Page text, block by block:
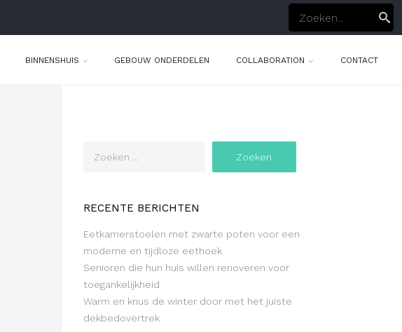
BINNENSHUIS GEBOUW ONDERDELEN COLLABORATION CONTACT
RECENTE BERICHTEN
Eetkamerstoelen met zwarte poten voor een
moderne en tijdloze eethoek
Senioren die hun huis willen renoveren voor
toegankelijkheid
Warm en knus de winter door met het juiste
dekbedovertrek